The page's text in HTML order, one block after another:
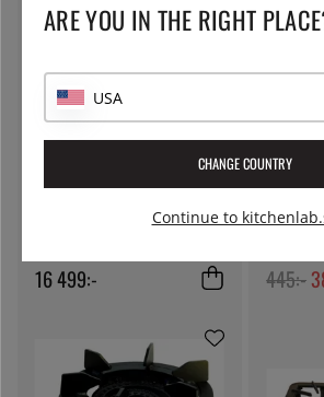
Gasolgrill Videro Pro G4-S
16 499:-
13 %
Bakplåt
Ware
445:-
ARE YOU IN THE RIGHT
USA
CHANGE COUNTRY
Continue to